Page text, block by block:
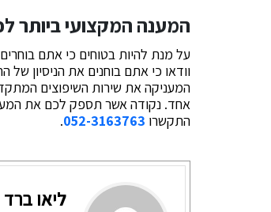
המענה המקצועי ביותר
על מנת להיות בטוחים כי אתם
וודאו כי אתם בוחנים את הניסיון
המעניקה את שירות השיפוצים
אחד. נקודה אשר תספק לכם את
התקשרו 052-3163763
.
ליאו ברד